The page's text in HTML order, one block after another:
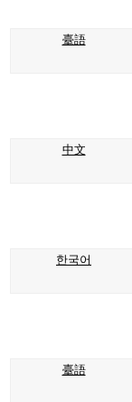
臺語
中文
한국어
臺語